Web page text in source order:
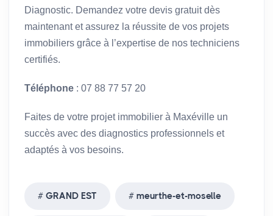
Diagnostic. Demandez votre devis gratuit dès
maintenant et assurez la réussite de vos projets
immobiliers grâce à l’expertise de nos techniciens
certifiés.
Téléphone : 07 88 77 57 20
Faites de votre projet immobilier à Maxéville un
succès avec des diagnostics professionnels et
adaptés à vos besoins.
GRAND EST meurthe-et-moselle